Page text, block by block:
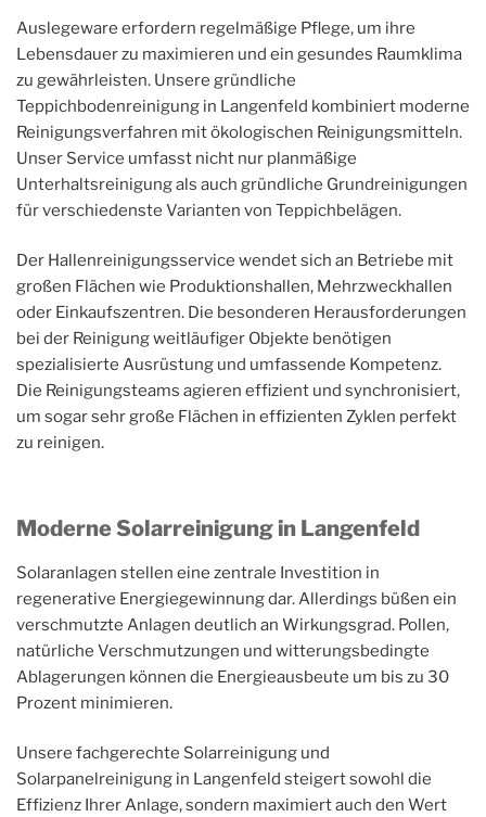
Auslegeware erfordern regelmäßige Pflege, um ihre
Lebensdauer zu maximieren und ein gesundes Raumklima
zu gewährleisten. Unsere gründliche
Teppichbodenreinigung in Langenfeld kombiniert moderne
Reinigungsverfahren mit ökologischen Reinigungsmitteln.
Unser Service umfasst nicht nur planmäßige
Unterhaltsreinigung als auch gründliche Grundreinigungen
für verschiedenste Varianten von Teppichbelägen.
Der Hallenreinigungsservice wendet sich an Betriebe mit
großen Flächen wie Produktionshallen, Mehrzweckhallen
oder Einkaufszentren. Die besonderen Herausforderungen
bei der Reinigung weitläufiger Objekte benötigen
spezialisierte Ausrüstung und umfassende Kompetenz.
Die Reinigungsteams agieren effizient und synchronisiert,
um sogar sehr große Flächen in effizienten Zyklen perfekt
zu reinigen.
Moderne Solarreinigung in Langenfeld
Solaranlagen stellen eine zentrale Investition in
regenerative Energiegewinnung dar. Allerdings büßen ein
verschmutzte Anlagen deutlich an Wirkungsgrad. Pollen,
natürliche Verschmutzungen und witterungsbedingte
Ablagerungen können die Energieausbeute um bis zu 30
Prozent minimieren.
Unsere fachgerechte Solarreinigung und
Solarpanelreinigung in Langenfeld steigert sowohl die
Effizienz Ihrer Anlage, sondern maximiert auch den Wert